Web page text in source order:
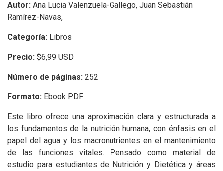
Autor: Ana Lucia Valenzuela-Gallego, Juan Sebastián
Ramírez-Navas,
Categoría: Libros
Precio: $6,99 USD
Número de páginas: 252
Formato: Ebook PDF
Este libro ofrece una aproximación clara y estructurada a
los fundamentos de la nutrición humana, con énfasis en el
papel del agua y los macronutrientes en el mantenimiento
de las funciones vitales. Pensado como material de
estudio para estudiantes de Nutrición y Dietética y áreas